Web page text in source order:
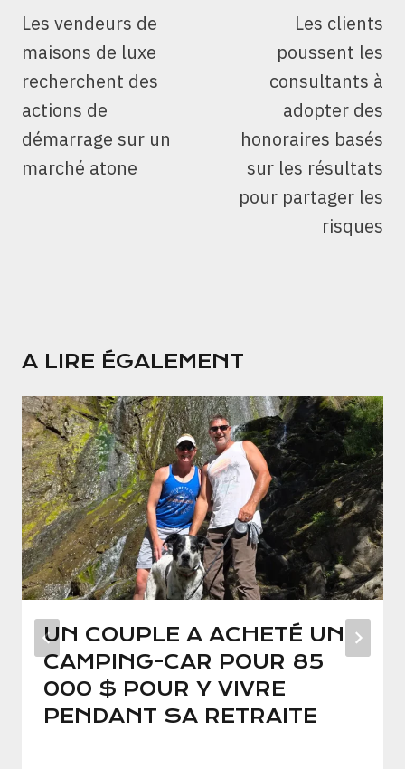
L’ARTICLE
Les vendeurs de
maisons de luxe
recherchent des
actions de
démarrage sur un
marché atone
Les clients
poussent les
consultants à
adopter des
honoraires basés
sur les résultats
pour partager les
risques
A LIRE ÉGALEMENT
UN COUPLE A ACHETÉ UN
CAMPING-CAR POUR 85
000 $ POUR Y VIVRE
PENDANT SA RETRAITE